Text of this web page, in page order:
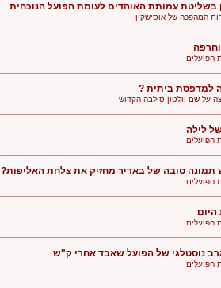
בשליטת עמותת האוהדים לעומת הפועל הנוכחית
המהפכה של אוסישקין
הפועלים
למדפסת ביתית ?
על שם וולטון סילבה הקדוש
לילה
הפועלים
תמונה טובה של באדיר מחזיק את צלחת האליפות?
הפועלים
היום
הפועלים
נוסטלגי של הפועל שאבד אחרי ק"ש
הפועלים